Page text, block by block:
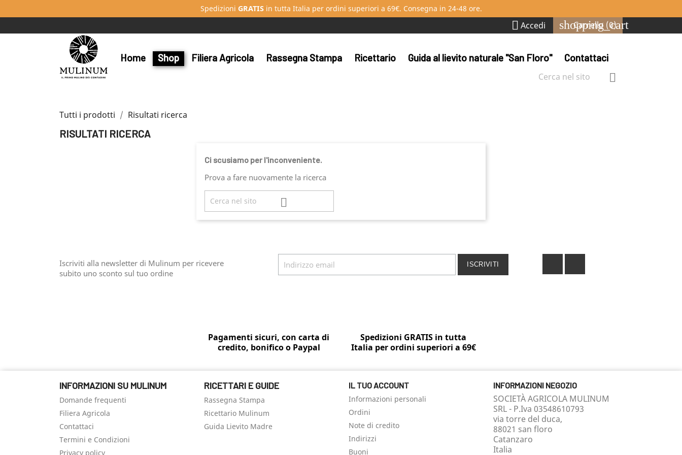
Spedizioni GRATISin tutta Italia per ordini superiori a 69€. Consegna in 24-48 ore.
 Accedi shopping_cart
Carrello (0)
Home Shop Filiera Agricola Rassegna Stampa Ricettario Guida al lievito naturale "San Floro" Contattaci

Tutti i prodotti Risultati ricerca
RISULTATI RICERCA
Ci scusiamo per l'inconveniente.
Prova a fare nuovamente la ricerca

Iscriviti alla newsletter di Mulinum per ricevere
subito uno sconto sul tuo ordine
Pagamenti sicuri, con carta di
credito, bonifico o Paypal
Spedizioni GRATIS in tutta
Italia per ordini superiori a 69€
INFORMAZIONI SU MULINUM
Domande frequenti
Filiera Agricola
Contattaci
Termini e Condizioni
Privacy policy
RICETTARI E GUIDE
Rassegna Stampa
Ricettario Mulinum
Guida Lievito Madre
IL TUO ACCOUNT
Informazioni personali
Ordini
Note di credito
Indirizzi
Buoni
INFORMAZIONI NEGOZIO
SOCIETÀ AGRICOLA MULINUM
SRL - P.Iva 03548610793
via torre del duca,
88021 san floro
Catanzaro
Italia